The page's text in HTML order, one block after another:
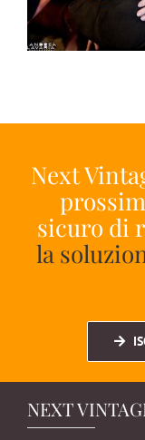
Next
sicuro di
la
NEXT